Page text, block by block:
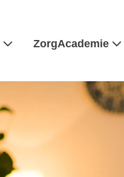
ZorgAcademie